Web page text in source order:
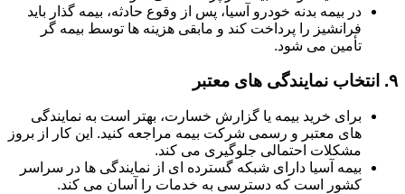
در بیمه بدنه خودرو آسیا، پس از وقوع حادثه، بیمه گذار باید
فرانشیز را پرداخت کند و مابقی هزینه ها توسط بیمه گر
تأمین می شود.
۹. انتخاب نمایندگی های معتبر
برای خرید بیمه یا گزارش خسارت، بهتر است به نمایندگی
های معتبر و رسمی شرکت بیمه مراجعه کنید. این کار از بروز
مشکلات احتمالی جلوگیری می کند.
بیمه آسیا دارای شبکه گسترده ای از نمایندگی ها در سراسر
کشور است که دسترسی به خدمات را آسان می کند.